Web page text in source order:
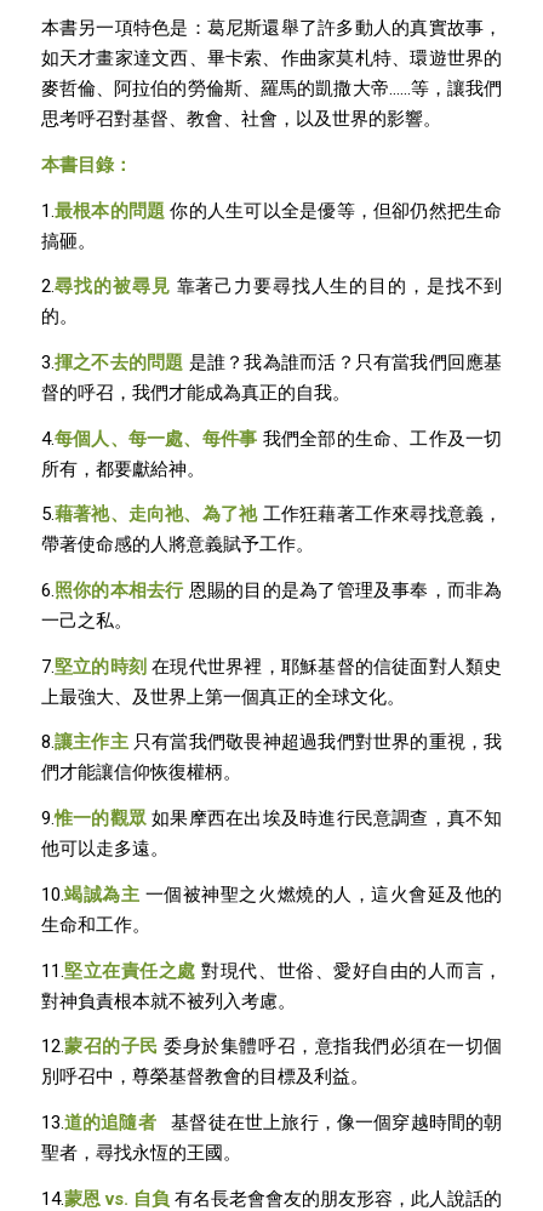
本書另一項特色是：葛尼斯還舉了許多動人的真實故事，
如天才畫家達文西、畢卡索、作曲家莫札特、環遊世界的
麥哲倫、阿拉伯的勞倫斯、羅馬的凱撒大帝……等，讓我們
思考呼召對基督、教會、社會，以及世界的影響。
本書目錄：
1. 最根本的問題 你的人生可以全是優等，但卻仍然把生命
搞砸。
2.尋找的被尋見 靠著己力要尋找人生的目的，是找不到
的。
3.揮之不去的問題 是誰？我為誰而活？只有當我們回應基
督的呼召，我們才能成為真正的自我。
4.每個人、每一處、每件事 我們全部的生命、工作及一切
所有，都要獻給神。
5.藉著祂、走向祂、為了祂工作狂藉著工作來尋找意義，
帶著使命感的人將意義賦予工作。
6.照你的本相去行恩賜的目的是為了管理及事奉，而非為
一己之私。
7.堅立的時刻 在現代世界裡，耶穌基督的信徒面對人類史
上最強大、及世界上第一個真正的全球文化。
8.讓主作主只有當我們敬畏神超過我們對世界的重視，我
們才能讓信仰恢復權柄。
9.惟一的觀眾 如果摩西在出埃及時進行民意調查，真不知
他可以走多遠。
10.竭誠為主 一個被神聖之火燃燒的人，這火會延及他的
生命和工作。
11. 堅立在責任之處 對現代、世俗、愛好自由的人而言，
對神負責根本就不被列入考慮。
12.蒙召的子民 委身於集體呼召，意指我們必須在一切個
別呼召中，尊榮基督教會的目標及利益。
13.道的追隨者基督徒在世上旅行，像一個穿越時間的朝
聖者，尋找永恆的王國。
14.蒙恩vs. 自負 有名長老會會友的朋友形容，此人說話的